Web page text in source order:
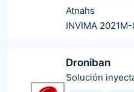
Atnahs
INVIMA
Droniban
Solución